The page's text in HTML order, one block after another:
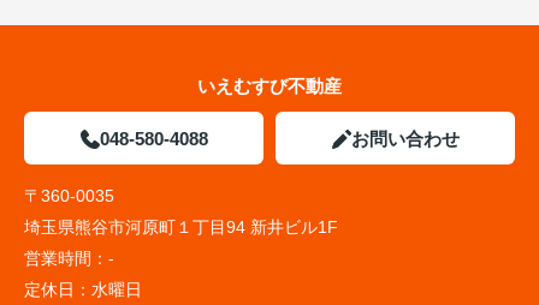
いえむすび不動産
048-580-4088 お問い合わせ
〒360-0035
埼玉県熊谷市河原町１丁目94 新井ビル1F
営業時間： -
定休日： 水曜日